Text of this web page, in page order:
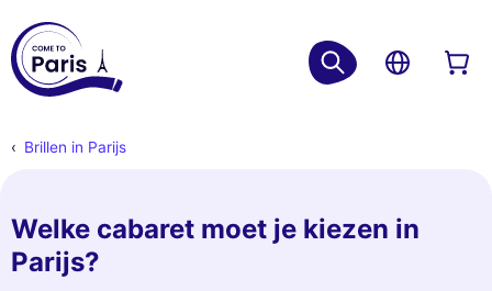
Brillen in Parijs
Welke cabaret moet je kiezen in
Parijs?